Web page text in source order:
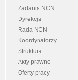
Zadania NCN
Dyrekcja
Rada NCN
Koordynatorzy
Struktura
Akty prawne
Oferty pracy